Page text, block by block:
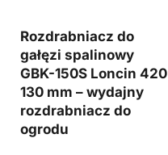
Rozdrabniacz do
gałęzi spalinowy
GBK-150S Loncin 420
130 mm – wydajny
rozdrabniacz do
ogrodu